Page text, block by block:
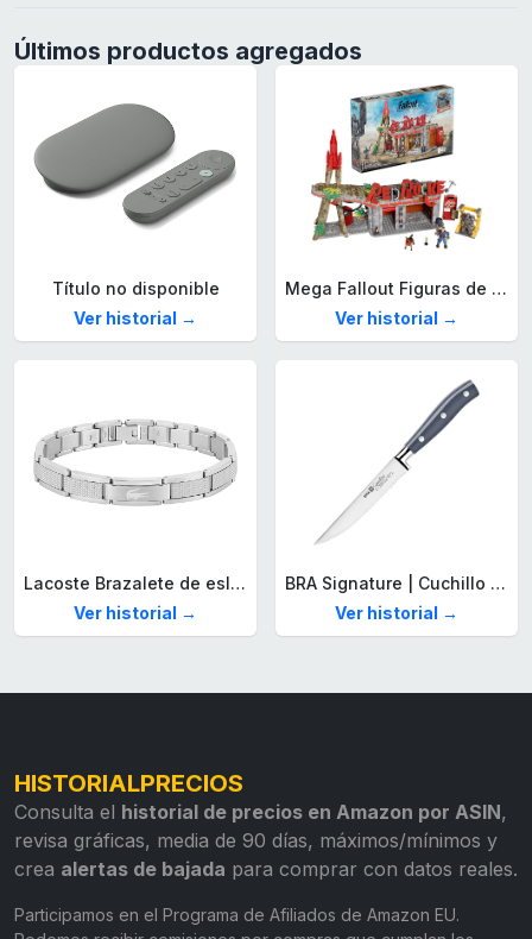
Últimos productos agregados
Título no disponible
Ver historial →
Mega Fallout Figuras de acción y Juguetes de construcción, Parada de Camiones Red Rocket con 824 Piezas, 2 Personajes articulados y Accesorios, para coleccionistas, HXT00
Ver historial →
Lacoste Brazalete de eslabón para Hombre Colección STENCIL de Acero inoxidable
Ver historial →
BRA Signature | Cuchillo tomatero 120 mm, Acero Inoxidable alemán forjado con Molibdeno Vanadio, Mango Remachado ABS, Diseño Ergonómico, Hoja 1,6 mm espesor
Ver historial →
HISTORIALPRECIOS
Consulta el historial de precios en Amazon por ASIN,
revisa gráficas, media de 90 días, máximos/mínimos y
crea alertas de bajada para comprar con datos reales.
Participamos en el Programa de Afiliados de Amazon EU.